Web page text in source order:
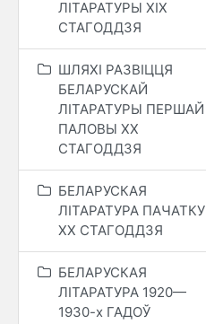
ЛІТАРАТУРЫ XIX
СТАГОДДЗЯ
ШЛЯХІ РАЗВІЦЦЯ
БЕЛАРУСКАЙ
ЛІТАРАТУРЫ ПЕРШАЙ
ПАЛОВЫ XX
СТАГОДДЗЯ
БЕЛАРУСКАЯ
ЛІТАРАТУРА ПАЧАТКУ
ХХ СТАГОДДЗЯ
БЕЛАРУСКАЯ
ЛІТАРАТУРА 1920—
1930-х ГАДОЎ